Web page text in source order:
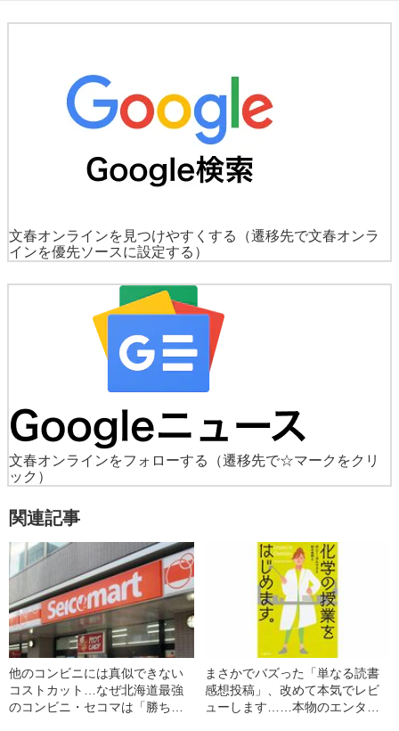
文春オンラインを見つけやすくする
（遷移先で文春オンラ
インを優先ソースに設定する）
文春オンラインをフォローする
（遷移先で☆マークをクリ
ック）
関連記事
他のコンビニには真似できない
コストカット…なぜ北海道最強
のコンビニ・セコマは「勝ち続
まさかでバズった「単なる読書
感想投稿」、改めて本気でレビ
ューします……本物のエンター